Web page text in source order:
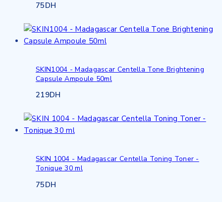
75DH
SKIN1004 - Madagascar Centella Tone Brightening
Capsule Ampoule 50ml
219DH
SKIN 1004 - Madagascar Centella Toning Toner -
Tonique 30 ml
75DH